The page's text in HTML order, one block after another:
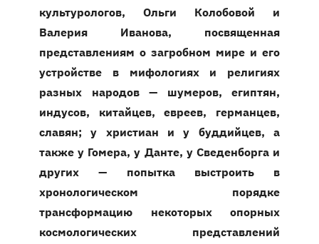
культурологов, Ольги Колобовой и
Валерия Иванова, посвященная
представлениям о загробном мире и его
устройстве в мифологиях и религиях
разных народов — шумеров, египтян,
индусов, китайцев, евреев, германцев,
славян; у христиан и у буддийцев, а
также у Гомера, у Данте, у Сведенборга и
других — попытка выстроить в
хронологическом порядке
трансформацию некоторых опорных
космологических представлений